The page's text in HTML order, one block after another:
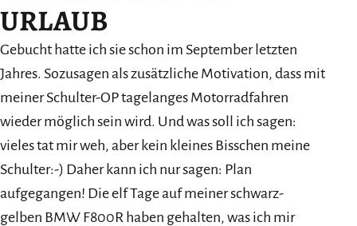
URLAUB
Gebucht hatte ich sie schon im September letzten
Jahres. Sozusagen als zusätzliche Motivation, dass mit
meiner Schulter-OP tagelanges Motorradfahren
wieder möglich sein wird. Und was soll ich sagen:
vieles tat mir weh, aber kein kleines Bisschen meine
Schulter:-) Daher kann ich nur sagen: Plan
aufgegangen! Die elf Tage auf meiner schwarz-
gelben BMW F800R haben gehalten, was ich mir